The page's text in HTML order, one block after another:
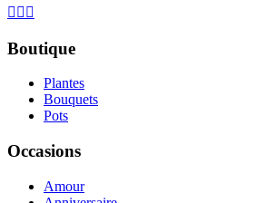
Boutique
Plantes
Bouquets
Pots
Occasions
Amour